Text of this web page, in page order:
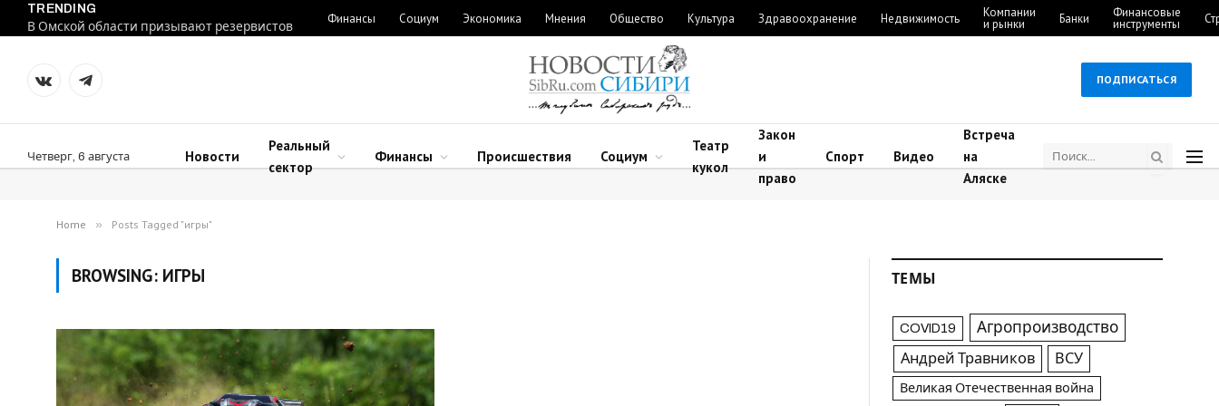
TRENDING
В Омской области призывают резервистов
Финансы Социум Экономика Мнения Общество Культура Здравоохранение Недвижимость Компании
и рынки Банки Финансовые
инструменты
VKontakteTelegram
ПОДПИСАТЬСЯ
Четверг, 6 августа Новости
Реальный
сектор
Финансы Происшествия Социум
Театр
кукол
Закон
и
право
Спорт Видео
Встреча
на
Аляске
Home » Posts Tagged "игры"
BROWSING: ИГРЫ ТЕМЫ
COVID19 Агропроизводство
Андрей Травников ВСУ
Великая Отечественная война